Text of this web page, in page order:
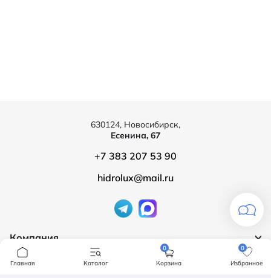
Компания
О компании
Продукция
630124, Новосибирск,
Есенина, 67
+7 383 207 53 90
hidrolux@mail.ru
Главная Каталог
0
Корзина
0
Избранное